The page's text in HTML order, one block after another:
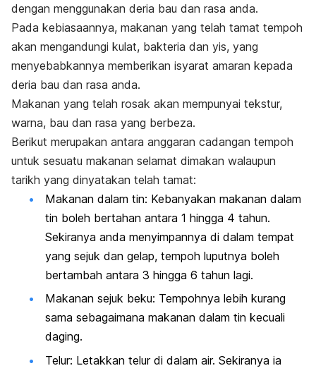
dengan menggunakan deria bau dan rasa anda.
Pada kebiasaannya, makanan yang telah tamat tempoh
akan mengandungi kulat, bakteria dan yis, yang
menyebabkannya memberikan isyarat amaran kepada
deria bau dan rasa anda.
Makanan yang telah rosak akan mempunyai tekstur,
warna, bau dan rasa yang berbeza.
Berikut merupakan antara anggaran cadangan tempoh
untuk sesuatu makanan selamat dimakan walaupun
tarikh yang dinyatakan telah tamat:
Makanan dalam tin: Kebanyakan makanan dalam
tin boleh bertahan antara 1 hingga 4 tahun.
Sekiranya anda menyimpannya di dalam tempat
yang sejuk dan gelap, tempoh luputnya boleh
bertambah antara 3 hingga 6 tahun lagi.
Makanan sejuk beku: Tempohnya lebih kurang
sama sebagaimana makanan dalam tin kecuali
daging.
Telur: Letakkan telur di dalam air. Sekiranya ia